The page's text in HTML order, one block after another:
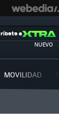
NUEVO
a
MOVILIDAD